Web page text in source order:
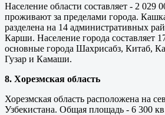
Население области составляет - 2 029
проживают за пределами города.
разделена на 14 административных
Карши. Население города составляет
основные города Шахрисабз, Китаб,
Гузар и Камаши.
8. Хорезмская область
Хорезмская область расположена на
Узбекистана. Общая площадь - 6 300